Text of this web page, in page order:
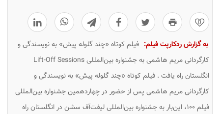
0
به گزارش ردکارپت فیلم: فیلم کوتاه «چند گلوله پیش» به نویسندگی و
کارگردانی مریم هاشمی به جشنواره بین‌المللی Lift-Off Sessions
انگلستان راه یافت . فیلم کوتاه «چند گلوله پیش» به نویسندگی و
کارگردانی مریم هاشمی پس از حضور در چهاردهمین جشنواره بین‌المللی
فیلم ۱۰۰، این‌بار به جشنواره بین‌المللی لیفت‌آف سشن در انگلستان راه